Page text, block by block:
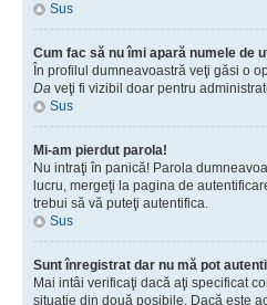
Sus
Cum fac să nu îmi apară numele de
În profilul dumneavoastră veţi găsi o
Da veţi fi vizibil doar pentru
Sus
Mi-am pierdut parola!
Nu intraţi în panică! Parola
lucru, mergeţi la pagina de
trebui să vă puteţi autentifica.
Sus
Sunt înregistrat dar nu mă pot
Mai intâi verificaţi dacă aţi specificat
situaţie din două posibile. Dacă este